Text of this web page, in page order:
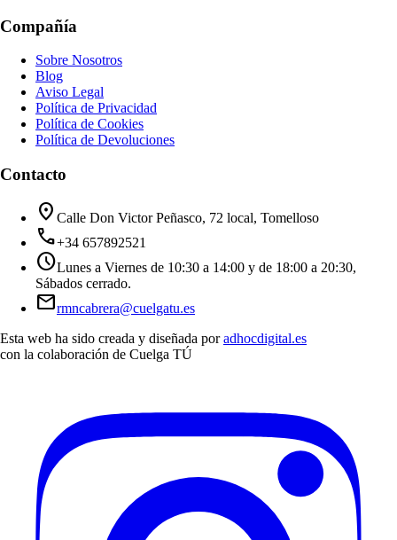
Compañía
Sobre Nosotros
Blog
Aviso Legal
Política de Privacidad
Política de Cookies
Política de Devoluciones
Contacto
location_on Calle Don Victor Peñasco, 72 local, Tomelloso
call+34 657892521
scheduleLunes a Viernes de 10:30 a 14:00 y de 18:00 a 20:30,
Sábados cerrado.
mailrmncabrera@cuelgatu.es
Esta web ha sido creada y diseñada por adhocdigital.es
con la colaboración de Cuelga TÚ